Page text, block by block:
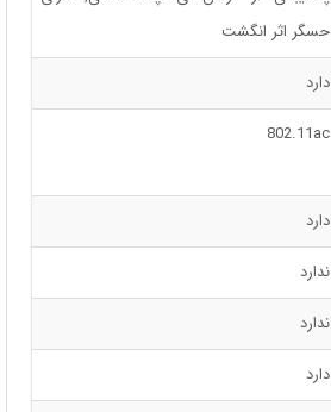
حسگر اثر انگشت
دارد
802.11ac
دارد
ندارد
ندارد
دارد